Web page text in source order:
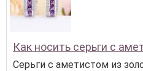
Как носить серьги с
Серьги с аметистом из